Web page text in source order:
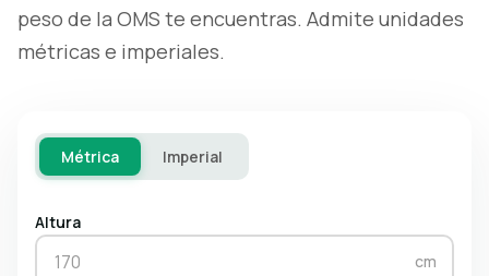
peso de la OMS te encuentras. Admite unidades
métricas e imperiales.
Métrica Imperial
Altura
cm